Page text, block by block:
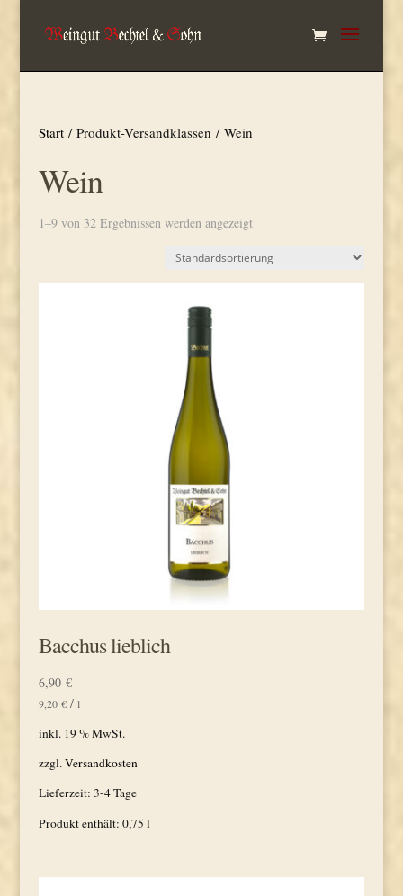
Start/ Produkt-Versandklassen / Wein
Wein
1–9 von 32 Ergebnissen werden angezeigt
Bacchus lieblich
6,90 €
9,20 €/ l
inkl. 19 % MwSt.
zzgl.Versandkosten
Lieferzeit: 3-4 Tage
Produkt enthält: 0,75 l